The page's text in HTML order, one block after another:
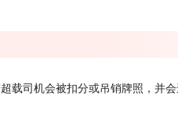
司机会被扣分或吊销牌照，并